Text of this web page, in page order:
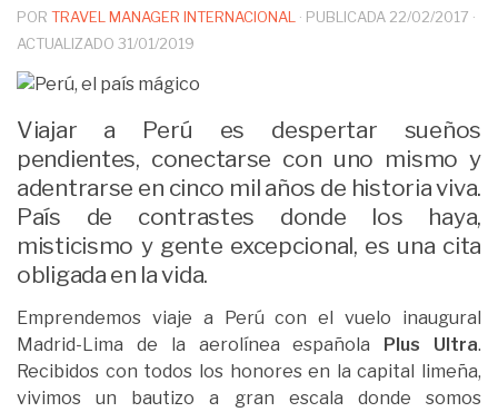
POR TRAVEL MANAGER INTERNACIONAL · PUBLICADA 22/02/2017 ·
ACTUALIZADO 31/01/2019
Viajar a Perú es despertar sueños
pendientes, conectarse con uno mismo y
adentrarse en cinco mil años de historia viva.
País de contrastes donde los haya,
misticismo y gente excepcional, es una cita
obligada en la vida.
Emprendemos viaje a Perú con el vuelo inaugural
Madrid-Lima de la aerolínea española Plus Ultra.
Recibidos con todos los honores en la capital limeña,
vivimos un bautizo a gran escala donde somos